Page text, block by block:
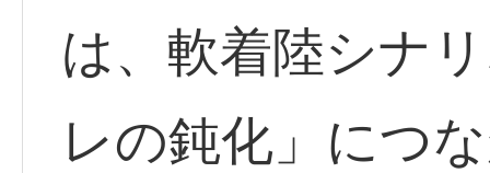
は、軟着陸シナ
レの鈍化」につ